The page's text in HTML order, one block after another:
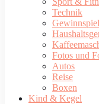
Technik
Fotos und
Autos
Reise
Boxen
Kind & Kegel